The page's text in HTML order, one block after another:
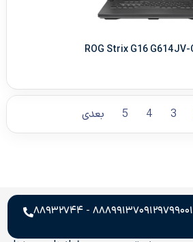
3
4
5 بعدی
۰۹۱۲۹۷۹۹۰۰۱۸۸۸۹۹۱۳۷ - ۸۸۹۳۲۷۴۴